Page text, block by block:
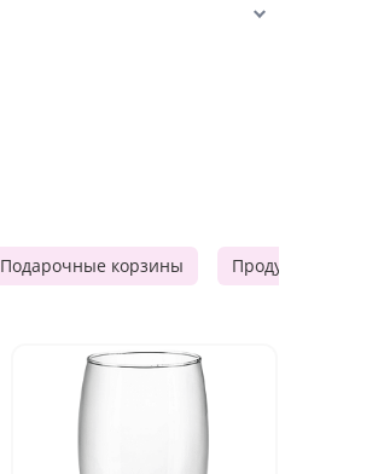
Подарочные корзины Продуктовые